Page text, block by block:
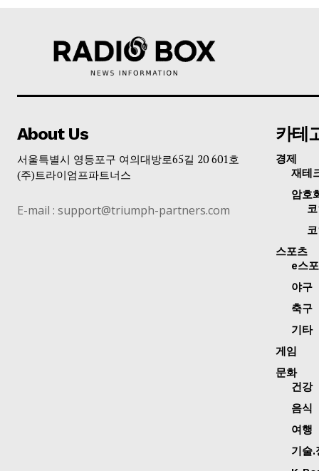
About Us
서울특별시 영등포구 여의대방로65길 20 601호
(주)트라이엄프파트너스
E-mail : support@triumph-partners.com
카테
경제
재테
암호
스포츠
e스
야구
축구
기타
게임
문화
건강
음식
여행
기술.